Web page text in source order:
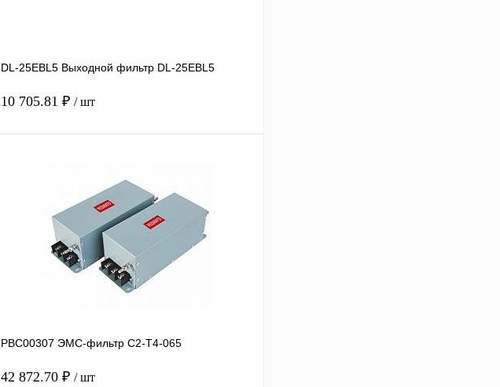
DL-25EBL5 Выходной фильтр DL-25EBL5
10 705.81 ₽ / шт
Купить в 1 клик Сравнение
В избранное Под заказ
PBC00307 ЭМС-фильтр C2-T4-065
42 872.70 ₽ / шт